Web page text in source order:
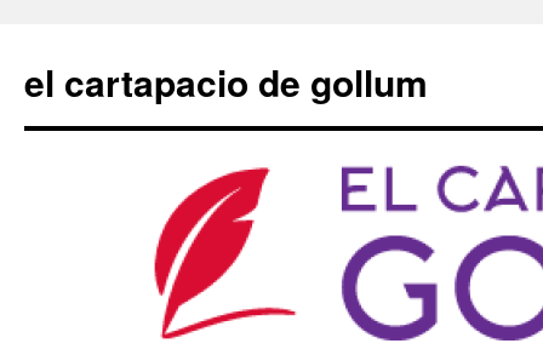
contenido
el cartapacio de gollum